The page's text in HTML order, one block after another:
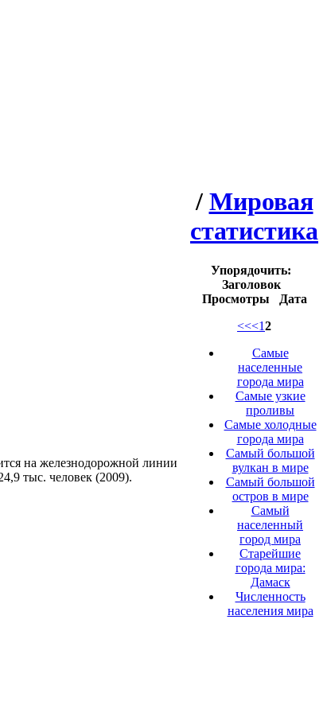
на железнодорожной линии
тыс. человек (2009).
/ Мировая
статистика
Упорядочить:
Заголовок
Просмотры
Дата
<<<12
Самые
населенные
города мира
Самые узкие
проливы
Самые холодные
города мира
Самый большой
вулкан в мире
Самый большой
остров в мире
Самый
населенный
город мира
Старейшие
города мира:
Дамаск
Численность
населения мира